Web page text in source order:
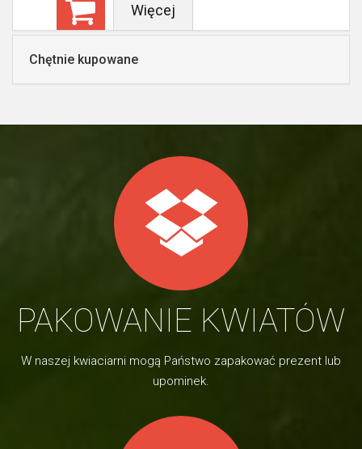
Więcej
Chętnie kupowane
PAKOWANIE KWIATÓW
W naszej kwiaciarni mogą Państwo zapakować prezent lub
upominek.